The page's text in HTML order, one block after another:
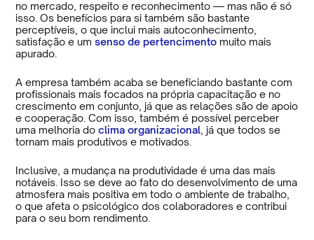
no mercado, respeito e reconhecimento — mas não é só
isso. Os benefícios para si também são bastante
perceptíveis, o que inclui mais autoconhecimento,
satisfação e um senso de pertencimento muito mais
apurado.
A empresa também acaba se beneficiando bastante com
profissionais mais focados na própria capacitação e no
crescimento em conjunto, já que as relações são de apoio
e cooperação. Com isso, também é possível perceber
uma melhoria do clima organizacional , já que todos se
tornam mais produtivos e motivados.
Inclusive, a mudança na produtividade é uma das mais
notáveis. Isso se deve ao fato do desenvolvimento de uma
atmosfera mais positiva em todo o ambiente de trabalho,
o que afeta o psicológico dos colaboradores e contribui
para o seu bom rendimento.